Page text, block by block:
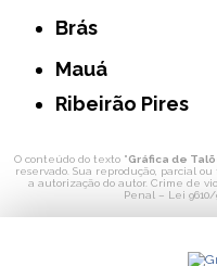
Brás
Mauá
Ribeirão Pires
O conteúdo do texto "Gráfica de
reservado. Sua reprodução, parcial
a autorização do autor. Crime de
Penal – Lei